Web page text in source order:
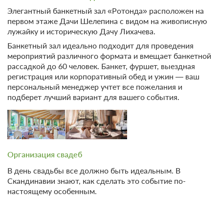
Тариф Стандартный 2026, Включен завтрак "шведский
стол"
Бесплатная отмена до 20 августа 2026 23:59; При отмене
Требуется внесение предоплаты в течение 2 часов.
Сумма предоплаты составляет -1 руб.
Недостаточно мест
Сменить кол-во гостей
Забронировать
Элегантный банкетный зал «Ротонда» расположен на
первом этаже Дачи Шелепина с видом на живописную
лужайку и историческую Дачу Лихачева.
Банкетный зал идеально подходит для проведения
мероприятий различного формата и вмещает банкетной
рассадкой до 60 человек. Банкет, фуршет, выездная
регистрация или корпоративный обед и ужин — ваш
персональный менеджер учтет все пожелания и
подберет лучший вариант для вашего события.
Организация свадеб
В день свадьбы все должно быть идеальным. В
Скандинавии знают, как сделать это событие по-
настоящему особенным.